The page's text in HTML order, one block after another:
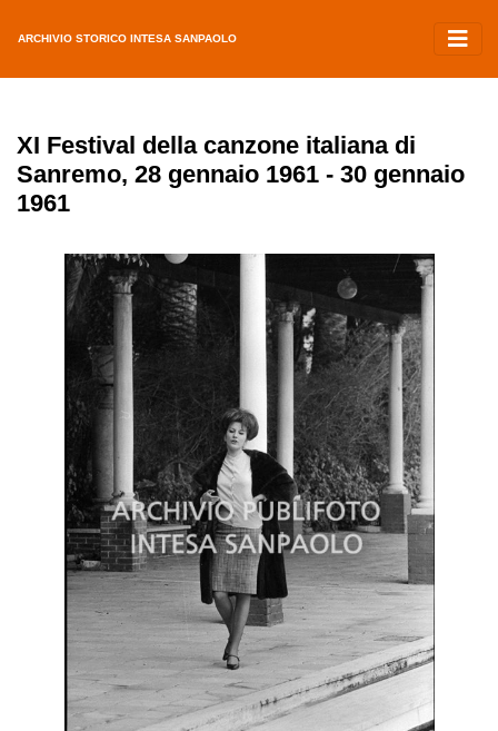
ARCHIVIO STORICO INTESA SANPAOLO
XI Festival della canzone italiana di
Sanremo, 28 gennaio 1961 - 30 gennaio
1961